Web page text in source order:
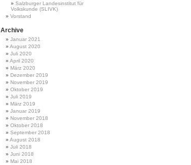
Salzburger Landesinstitut für
Volkskunde (SLIVK)
Vorstand
Archive
Januar 2021
August 2020
Juli 2020
April 2020
März 2020
Dezember 2019
November 2019
Oktober 2019
Juli 2019
März 2019
Januar 2019
November 2018
Oktober 2018
September 2018
August 2018
Juli 2018
Juni 2018
Mai 2018